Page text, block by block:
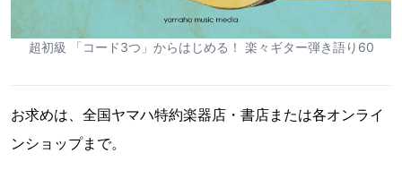
超初級 「コード3つ」からはじめる！ 楽々ギター弾き語り60
お求めは、全国ヤマハ特約楽器店・書店または各オンライ
ンショップまで。